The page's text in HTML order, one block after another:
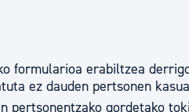
formularioa erabiltzea
ez dauden pertsonen
pertsonentzako gordetako